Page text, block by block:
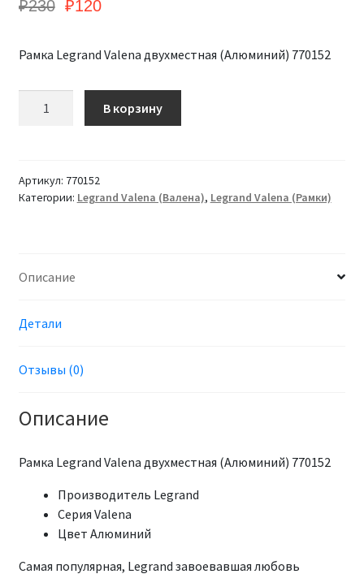
₽230 ₽120
Рамка Legrand Valena двухместная (Алюминий) 770152
двухместная
(Алюминий)
В корзину
Артикул: 770152
Категории: Legrand Valena (Валена), Legrand Valena (Рамки)
Описание
Детали
Отзывы (0)
Описание
Рамка Legrand Valena двухместная (Алюминий) 770152
Производитель Legrand
Серия Valena
Цвет Алюминий
Самая популярная, Legrand завоевавшая любовь